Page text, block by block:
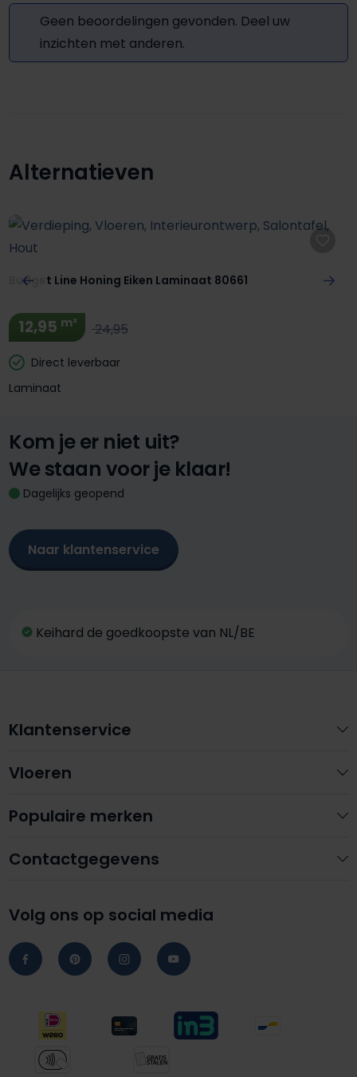
Geen beoordelingen gevonden. Deel uw
inzichten met anderen.
Productgalerij overslaan
Alternatieven
Budget Line Honing Eiken Laminaat 80661
12,95 m² 24,95
Direct leverbaar
Laminaat
Kom je er niet uit?
We staan voor je klaar!
Dagelijks geopend
Naar klantenservice
Keihard de goedkoopste van NL/BE
Contactgegevens
Volg ons op social media
Klantenservice
Vloeren
Populaire merken